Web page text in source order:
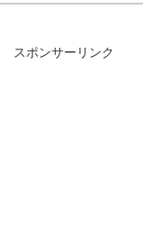
スポンサーリンク